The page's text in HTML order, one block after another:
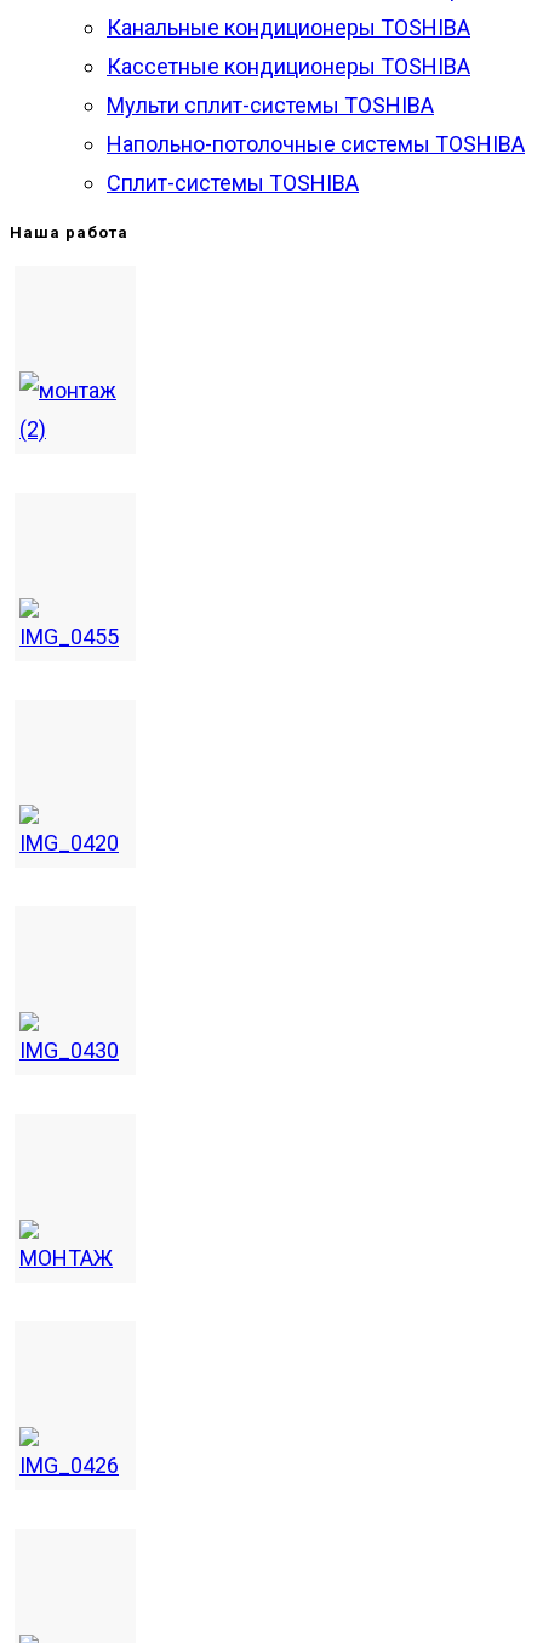
Канальные кондиционеры TOSHIBA
Кассетные кондиционеры TOSHIBA
Мульти сплит-системы TOSHIBA
Напольно-потолочные системы TOSHIBA
Сплит-системы TOSHIBA
Наша работа